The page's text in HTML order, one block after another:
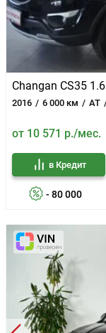
Changan CS35
2016 6 000 км AT
от 10 571 р./мес.
- 80 000
в Кредит